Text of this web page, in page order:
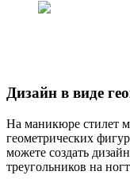
Дизайн в виде
На маникюре стилет
геометрических
можете создать
треугольников на